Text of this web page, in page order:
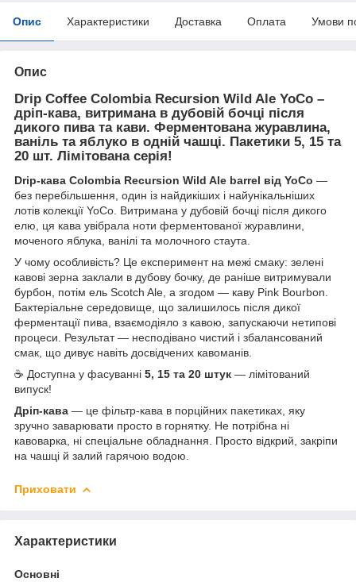
Опис Характеристики Доставка Оплата Умови
Опис
Drip Coffee Colombia Recursion Wild Ale YoCo –
дріп-кава, витримана в дубовій бочці після
дикого пива та кави. Ферментована журавлина,
ваніль та яблуко в одній чашці. Пакетики 5, 15 та
20 шт. Лімітована серія!
Drip-кава Colombia Recursion Wild Ale barrel від YoCo —
без перебільшення, один із найдикіших і найунікальніших
лотів колекції YoCo. Витримана у дубовій бочці після дикого
елю, ця кава увібрала ноти ферментованої журавлини,
моченого яблука, ванілі та молочного стаута.
У чому особливість? Це експеримент на межі смаку: зелені
кавові зерна заклали в дубову бочку, де раніше витримували
бурбон, потім ель Scotch Ale, а згодом — каву Pink Bourbon.
Бактеріальне середовище, що залишилось після дикої
ферментації пива, взаємодіяло з кавою, запускаючи нетипові
процеси. Результат — несподівано чистий і збалансований
смак, що дивує навіть досвідчених кавоманів.
☕ Доступна у фасуванні 5, 15 та 20 штук — лімітований
випуск!
Дріп-кава — це фільтр-кава в порційних пакетиках, яку
зручно заварювати просто в горнятку. Не потрібна ні
кавоварка, ні спеціальне обладнання. Просто відкрий, закріпи
на чашці й залий гарячою водою.
Приховати
Характеристики
Основні